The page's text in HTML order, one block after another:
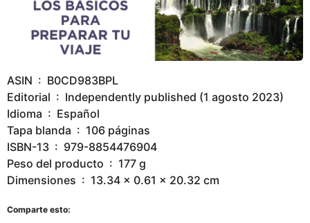
ASIN ‏ : ‎ B0CD983BPL
Editorial ‏ : ‎ Independently published (1 agosto 2023)
Idioma ‏ : ‎ Español
Tapa blanda ‏ : ‎ 106 páginas
ISBN-13 ‏ : ‎ 979-8854476904
Peso del producto ‏ : ‎ 177 g
Dimensiones ‏ : ‎ 13.34 x 0.61 x 20.32 cm
Comparte esto: